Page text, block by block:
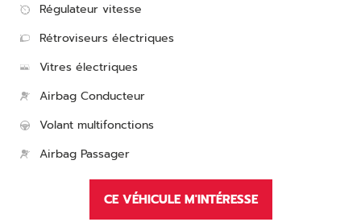
Régulateur vitesse
Rétroviseurs électriques
Vitres électriques
Airbag Conducteur
Volant multifonctions
Airbag Passager
CE VÉHICULE M'INTÉRESSE